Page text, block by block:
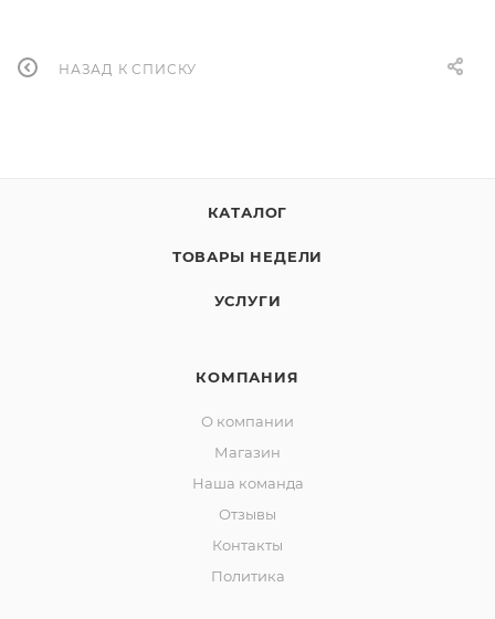
НАЗАД К СПИСКУ
КАТАЛОГ
ТОВАРЫ НЕДЕЛИ
УСЛУГИ
КОМПАНИЯ
О компании
Магазин
Наша команда
Отзывы
Контакты
Политика